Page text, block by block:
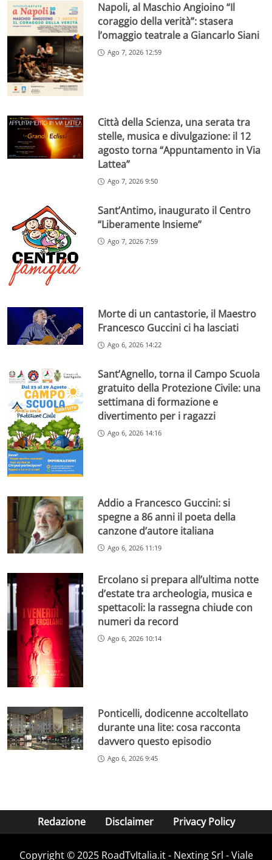
Napoli, al Maschio Angioino “Il
coraggio della verità”: stasera
l’omaggio teatrale a Giancarlo Siani
Ago 7, 2026 12:59
Città della Scienza, una serata tra
stelle, musica e divulgazione: il 12
agosto torna “Appuntamento in Via
Lattea”
Ago 7, 2026 9:50
Sant’Antimo, inaugurato il Centro
“Liberamente Insieme”
Ago 7, 2026 7:59
Morte di un cantastorie, il Maestro
Francesco Guccini ci ha lasciati
Ago 6, 2026 14:22
Sant’Agnello, torna il Campo Scuola
gratuito della Protezione Civile: una
settimana di formazione e
divertimento per i ragazzi
Ago 6, 2026 14:16
Addio a Francesco Guccini: si
spegne a 86 anni il poeta della
canzone d’autore italiana
Ago 6, 2026 11:19
Ercolano si prepara all’ultima notte
d’estate tra archeologia, musica e
spettacoli: la rassegna chiude con
numeri da record
Ago 6, 2026 10:14
Ponticelli, dodicenne accoltellato
durante una lite: cosa racconta
davvero questo episodio
Ago 6, 2026 9:45
Redazione Disclaimer Privacy Policy
Copyright ©️ 2025 RoadTvItalia.it - Nexting Srl - Viale